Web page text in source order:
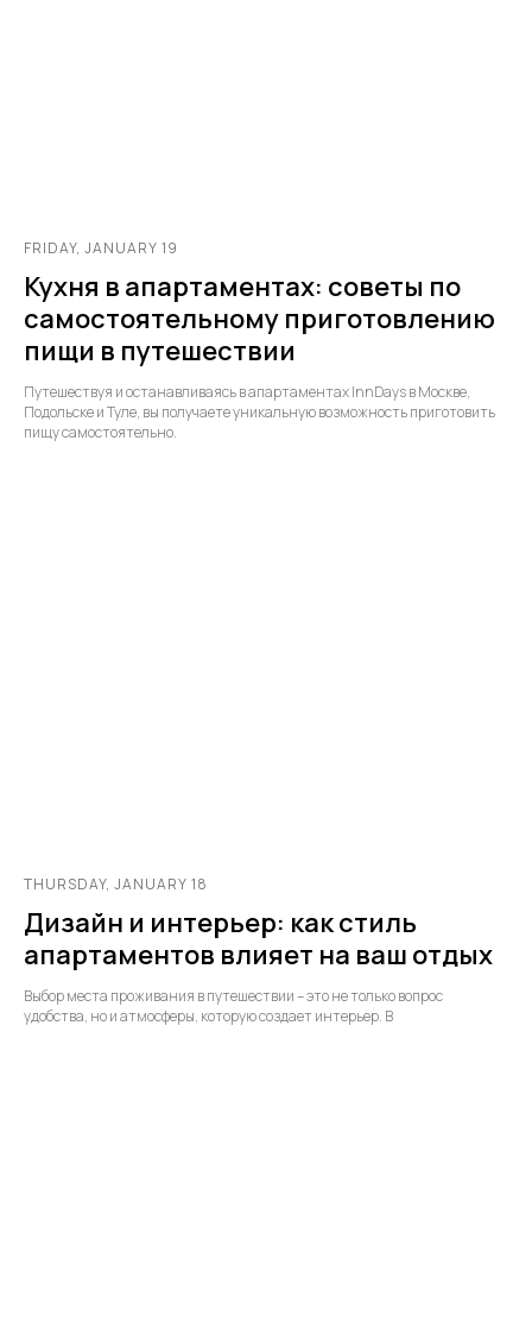
FRIDAY, JANUARY 19
Кухня в апартаментах: советы по
самостоятельному приготовлению
пищи в путешествии
Путешествуя и останавливаясь в апартаментах InnDays в Москве,
Подольске и Туле, вы получаете уникальную возможность приготовить
пищу самостоятельно.
THURSDAY, JANUARY 18
Дизайн и интерьер: как стиль
апартаментов влияет на ваш отдых
Выбор места проживания в путешествии – это не только вопрос
удобства, но и атмосферы, которую создает интерьер. В